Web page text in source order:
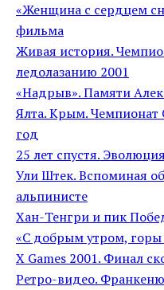
«Женщина с сердцем
фильма
Живая история.
ледолазанию 2001
«Надрыв». Памяти
Ялта. Крым. Чемпионат
год
25 лет спустя.
Ули Штек. Вспоминая
альпинисте
Хан-Тенгри и пик
«С добрым утром, горы
X Games 2001. Финал
Ретро-видео.